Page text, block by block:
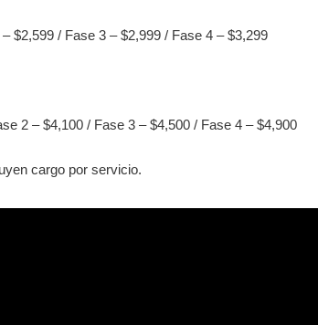
$2,599 / Fase 3 – $2,999 / Fase 4 – $3,299
2 – $4,100 / Fase 3 – $4,500 / Fase 4 – $4,900
cargo por servicio.